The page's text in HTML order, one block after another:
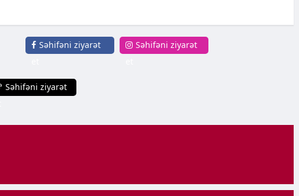
Səhifəni ziyarət
Səhifəni ziyarət
Səhifəni ziyarət